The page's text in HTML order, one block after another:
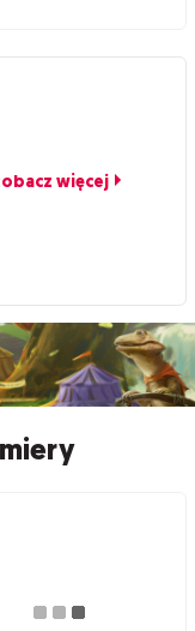
więcej